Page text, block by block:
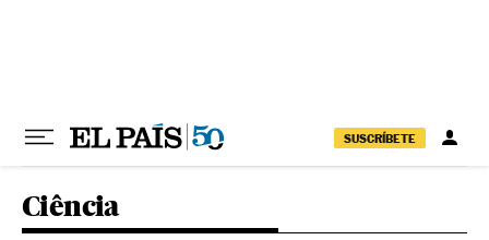
SUSCRÍBETE
Ciência